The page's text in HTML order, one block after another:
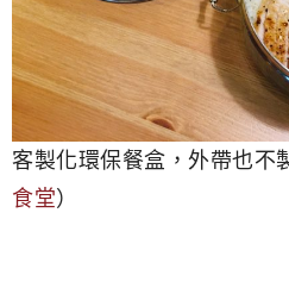
客製化環保餐盒，外帶也不
食堂）